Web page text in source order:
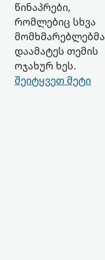
წინაპრები,
რომლებიც სხვა
მომხმარებლებმა
დაამატეს თემის
ოჯახურ ხეს.
შეიტყვეთ მეტი